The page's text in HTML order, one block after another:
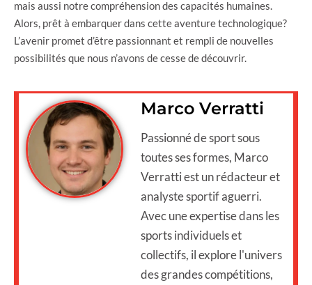
mais aussi notre compréhension des capacités humaines.
Alors, prêt à embarquer dans cette aventure technologique?
L’avenir promet d’être passionnant et rempli de nouvelles
possibilités que nous n’avons de cesse de découvrir.
Marco Verratti
Passionné de sport sous
toutes ses formes, Marco
Verratti est un rédacteur et
analyste sportif aguerri.
Avec une expertise dans les
sports individuels et
collectifs, il explore l'univers
des grandes compétitions,